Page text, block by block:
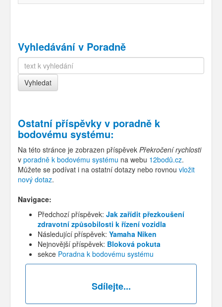
Vyhledávání v Poradně
Ostatní příspěvky v poradně k
bodovému systému:
Na této stránce je zobrazen příspěvek Překročení rychlosti
v poradně k bodovému systému na webu 12bodů.cz.
Můžete se podívat i na ostatní dotazy nebo rovnou vložit
nový dotaz.
Navigace:
Předchozí příspěvek: Jak zařídit přezkoušení
zdravotní způsobilosti k řízení vozidla
Následující příspěvek: Yamaha Niken
Nejnovější příspěvek: Bloková pokuta
sekce Poradna k bodovému systému
Sdílejte...